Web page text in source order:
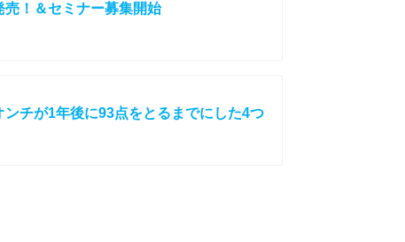
！＆セミナー募集開始
チが1年後に93点をとるまでにした4つ